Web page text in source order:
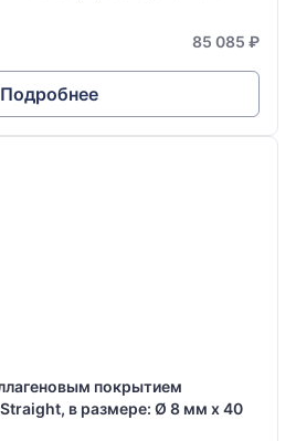
85 085 ₽
Подробнее
покрытием
Straight, в размере: Ø 8 мм х 40